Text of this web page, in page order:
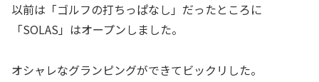
以前は「ゴルフの打ちっぱなし」だったところに
「SOLAS」はオープンしました。
オシャレなグランピングができてビックリした。